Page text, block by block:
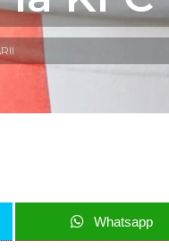
Whatsapp